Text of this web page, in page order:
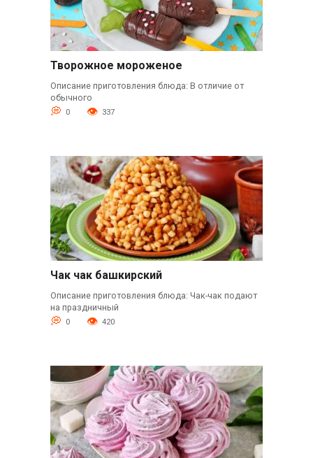
Творожное мороженое
Описание приготовления блюда: В отличие от
обычного
0 337
Чак чак башкирский
Описание приготовления блюда: Чак-чак подают
на праздничный
0 420